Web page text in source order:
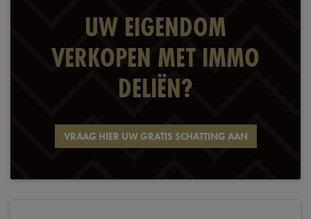
UW EIGENDOM
VERKOPEN MET IMMO
DELIËN?
VRAAG HIER UW GRATIS SCHATTING AAN